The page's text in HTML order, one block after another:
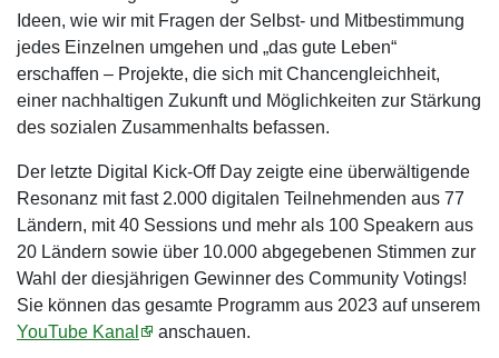
Ideen, wie wir mit Fragen der Selbst- und Mitbestimmung
jedes Einzelnen umgehen und „das gute Leben“
erschaffen – Projekte, die sich mit Chancengleichheit,
einer nachhaltigen Zukunft und Möglichkeiten zur Stärkung
des sozialen Zusammenhalts befassen.
Der letzte Digital Kick-Off Day zeigte eine überwältigende
Resonanz mit fast 2.000 digitalen Teilnehmenden aus 77
Ländern, mit 40 Sessions und mehr als 100 Speakern aus
20 Ländern sowie über 10.000 abgegebenen Stimmen zur
Wahl der diesjährigen Gewinner des Community Votings!
Sie können das gesamte Programm aus 2023 auf unserem
YouTube Kanal
anschauen.